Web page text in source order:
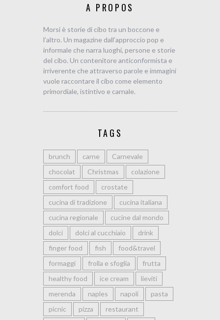
A PROPOS
Morsi è storie di cibo tra un boccone e
l’altro. Un magazine dall’approccio pop e
informale che narra luoghi, persone e storie
del cibo. Un contenitore anticonformista e
irriverente che attraverso parole e immagini
vuole raccontare il cibo come elemento
primordiale, istintivo e carnale.
TAGS
brunch carne
Carnevale
chocolat
Christmas
colazione
comfort food
crostate
cucina di tradizione
cucina italiana
cucina regionale
cucine dal mondo
dolci
dolci al cucchiaio
drink
finger food
fish
food&travel
formaggi
frolla e sfoglia
frutta
healthy food
ice cream
lieviti
merenda
naples napoli
pasta
picnic
pizza
restaurant